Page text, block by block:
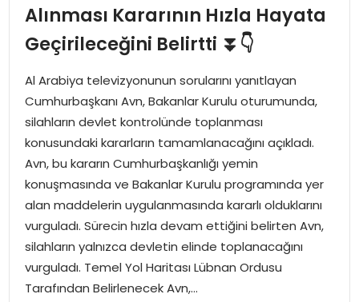
EKONOMI
MAGAZIN
SAĞLIK
SIYASET
SPOR
TEKNOLOJI
YAŞAM
Alınması Kararının Hızla Hayata
Geçirileceğini Belirtti ⏬👇
Al Arabiya televizyonunun sorularını yanıtlayan
Cumhurbaşkanı Avn, Bakanlar Kurulu oturumunda,
silahların devlet kontrolünde toplanması
konusundaki kararların tamamlanacağını açıkladı.
Avn, bu kararın Cumhurbaşkanlığı yemin
konuşmasında ve Bakanlar Kurulu programında yer
alan maddelerin uygulanmasında kararlı olduklarını
vurguladı. Sürecin hızla devam ettiğini belirten Avn,
silahların yalnızca devletin elinde toplanacağını
vurguladı. Temel Yol Haritası Lübnan Ordusu
Tarafından Belirlenecek Avn,…